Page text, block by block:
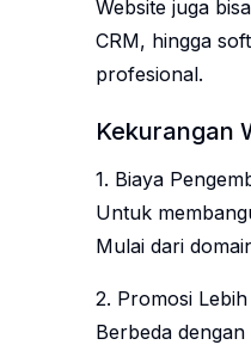
Website juga
CRM, hingga
profesional.
Kekurangan
1. Biaya
Untuk
Mulai dari
2. Promosi
Berbeda